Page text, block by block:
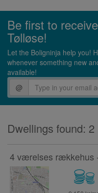
Be first to
Tølløse!
Let the Boligninja help you!
whenever something new
available!
@
Dwellings found: 2
4 værelses rækkehus